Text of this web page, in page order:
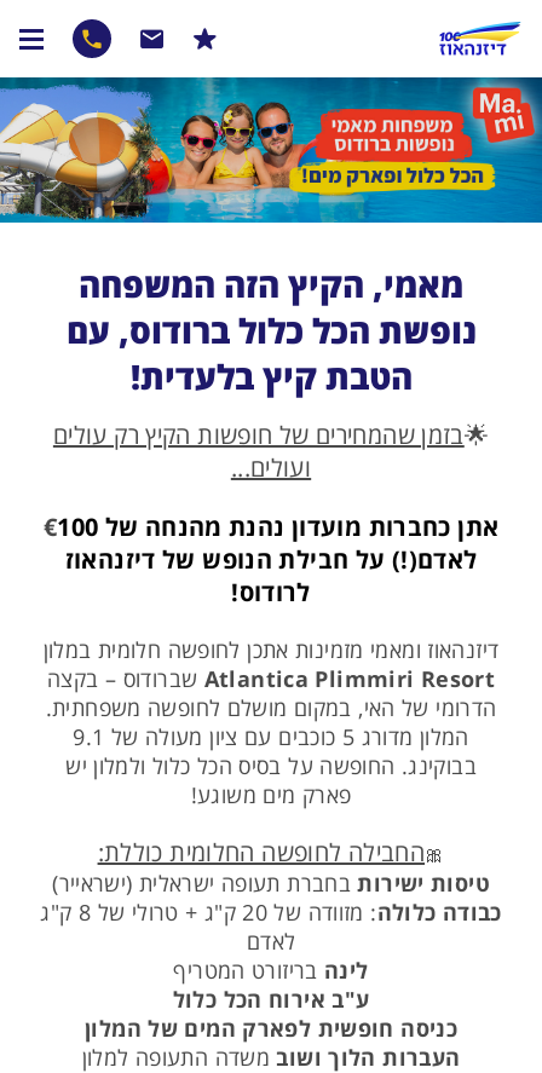
מאמי, הקיץ הזה המשפחה
נופשת הכל כלול ברודוס, עם
הטבת קיץ בלעדית!
🌟בזמן שהמחירים של חופשות הקיץ רק עולים
ועולים...
אתן כחברות מועדון נהנת מהנחה של
€100
לאדם(!) על חבילת הנופש של דיזנהאוז
לרודוס!
דיזנהאוז ומאמי מזמינות אתכן לחופשה חלומית במלון
Atlantica Plimmiri Resort שברודוס – בקצה
הדרומי של האי, במקום מושלם לחופשה משפחתית.
המלון מדורג 5 כוכבים עם ציון מעולה של 9.1
בבוקינג. החופשה על בסיס הכל כלול ולמלון יש
פארק מים משוגע!
🎀החבילה לחופשה החלומית כוללת:
טיסות ישירותבחברת תעופה ישראלית (ישראייר)
כבודה כלולה
: מזוודה של 20 ק"ג + טרולי של 8 ק"ג
לאדם
לינה בריזורט המטריף
ע"ב אירוח הכל כלול
כניסה חופשית לפארק המים של המלון
העברות הלוך ושוב משדה התעופה למלון